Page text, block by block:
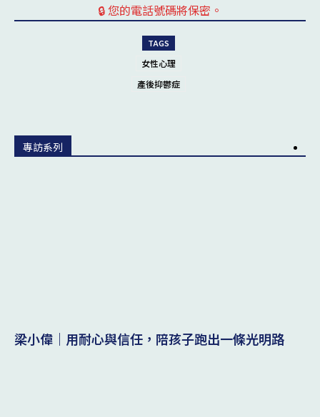
🔒 您的電話號碼將保密。
TAGS
女性心理
產後抑鬱症
專訪系列
梁小偉｜用耐心與信任，陪孩子跑出一條光明路